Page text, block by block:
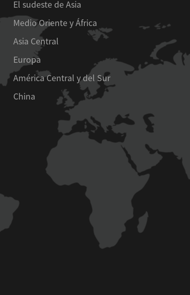
El sudeste de Asia
Medio Oriente y África
Asia Central
Europa
América Central y del Sur
China